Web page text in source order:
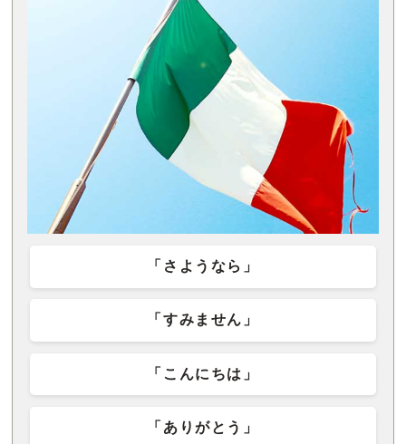
「さようなら」
「すみません」
「こんにちは」
「ありがとう」